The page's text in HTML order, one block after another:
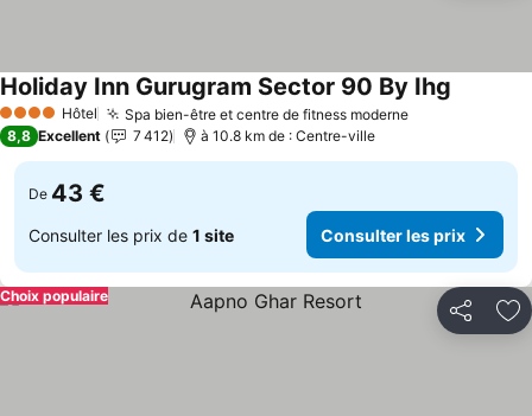
4 Étoiles Hôtel Spa bien-être et centre de fitness moderne
Holiday Inn Gurugram Sector 90 By Ihg
8,8 Excellent 7 412 à 10.8 km de : Centre-ville
De 43 €
Consulter les prix de 1 site Consulter les prix
Partager
Choix populaire